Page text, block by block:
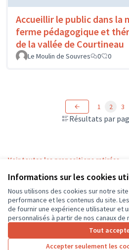
Informations sur les cookies
Nous utilisons des cookies sur notre
performance et les contenus du site.
de fournir une expérience utilisateur et
personnalisés à partir de nos canaux de
Tout
Accepter seulement les
Accueillir le public dans la
ferme pédagogique et
de la vallée de Courtineau
Le Moulin de Souvres 0 0
Résultats par
1 2 3
Voir toutes les propositions retirées
Conditions d'utilisation
Paramètres des cookies
CD37 sur X
(Lien externe)
CD37 sur Facebook
CD37 sur Instagram
CD37 sur YouTube
(Lien externe)